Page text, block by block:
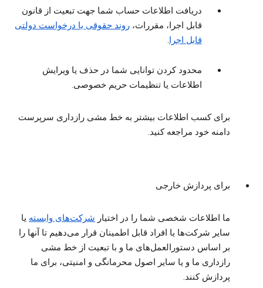
دریافت اطلاعات حساب شما جهت تبعیت از قانون
قابل اجرا، مقررات، روند حقوقی یا درخواست دولتی
قابل اجرا.
محدود کردن توانایی شما در حذف یا ویرایش
اطلاعات یا تنظیمات حریم خصوصی.
برای کسب اطلاعات بیشتر به خط مشی رازداری سرپرست
دامنه خود مراجعه کنید.
برای پردازش خارجی
ما اطلاعات شخصی شما را در اختیار شرکت‌های وابسته یا
سایر شرکت‌ها یا افراد قابل اطمینان قرار می‌دهیم تا آنها را
بر اساس دستورالعمل‌های ما و با تبعیت از خط مشی
رازداری ما و یا سایر اصول محرمانگی و امنیتی، برای ما
پردازش کنند.